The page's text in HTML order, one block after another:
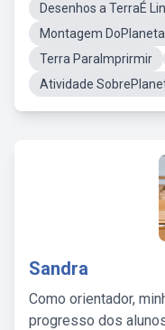
Desenhos a TerraÉ
Montagem
Terra ParaImprirmir
Atividade
Sandra
Como orientador,
progresso dos